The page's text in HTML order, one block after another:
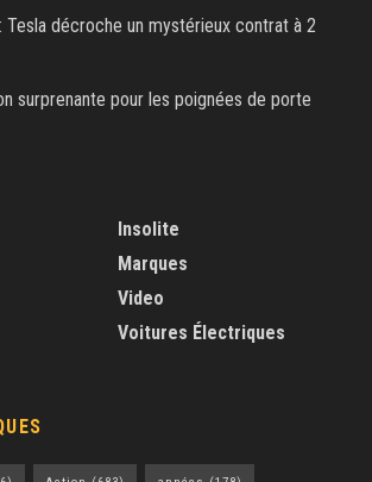
décroche un mystérieux contrat à 2
surprenante pour les poignées de porte
Insolite
Marques
Video
Voitures Électriques